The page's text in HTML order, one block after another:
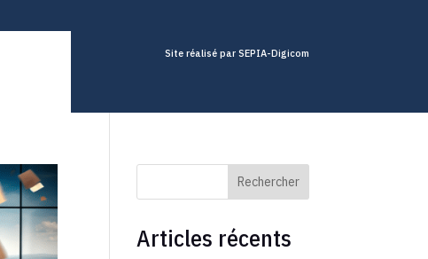
Site réalisé par SEPIA-Digicom
Rechercher
Articles récents